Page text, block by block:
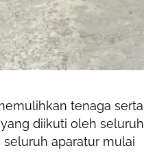
tenaga serta
diikuti oleh seluruh
seluruh aparatur mulai